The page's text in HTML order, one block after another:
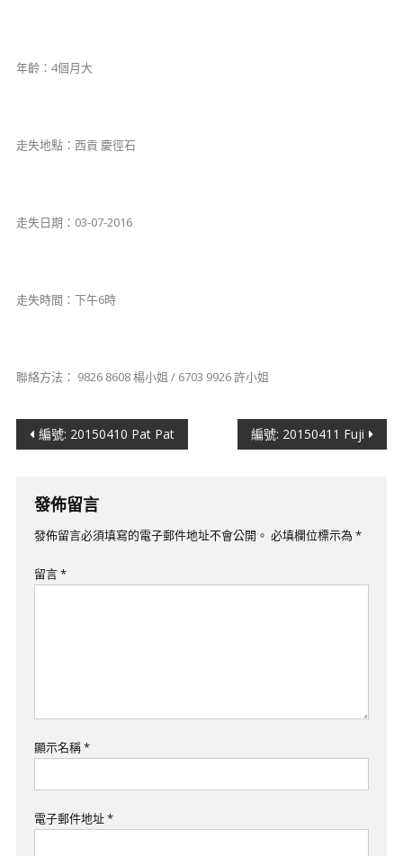
年齡：4個月大
走失地點：西貢 慶徑石
走失日期：03-07-2016
走失時間：下午6時
聯絡方法： 9826 8608 楊小姐 / 6703 9926 許小姐
文
導
覽
編號: 20150410 Pat Pat 編號: 20150411 Fuji
發佈留言
發佈留言必須填寫的電子郵件地址不會公開。 必填欄位標示為 *
留言*
顯示名稱*
電子郵件地址*